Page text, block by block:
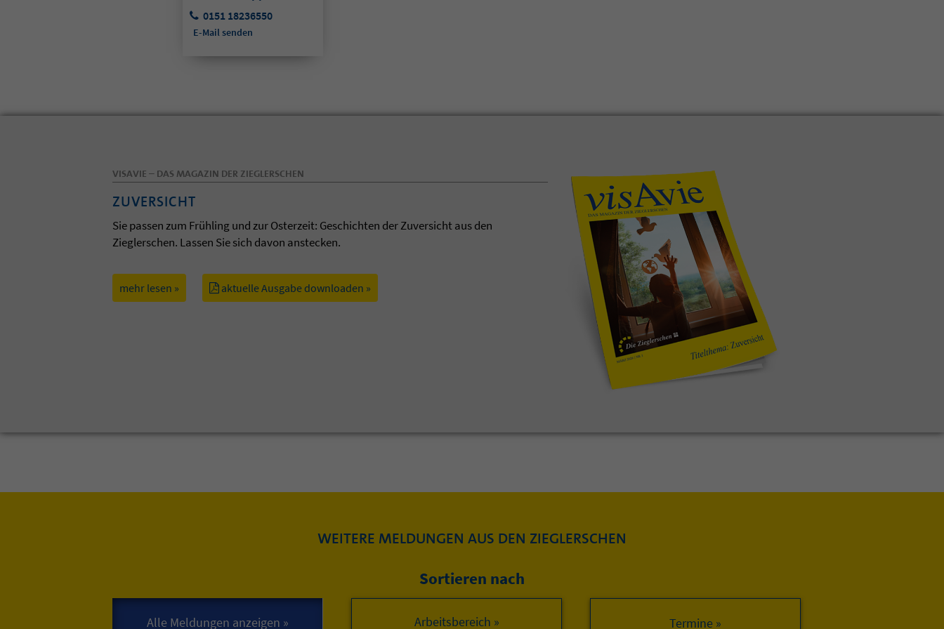
0151 18236550
E-Mail senden
VISAVIE – DAS MAGAZIN DER ZIEGLERSCHEN
ZUVERSICHT
Sie passen zum Frühling und zur Osterzeit: Geschichten der Zuversicht aus den
Zieglerschen. Lassen Sie sich davon anstecken.
mehr lesen » aktuelle Ausgabe downloaden »
WEITERE MELDUNGEN AUS DEN ZIEGLERSCHEN
Sortieren nach
Arbeitsbereich »